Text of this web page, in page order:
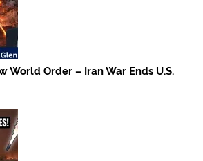
World Order – Iran War Ends U.S.